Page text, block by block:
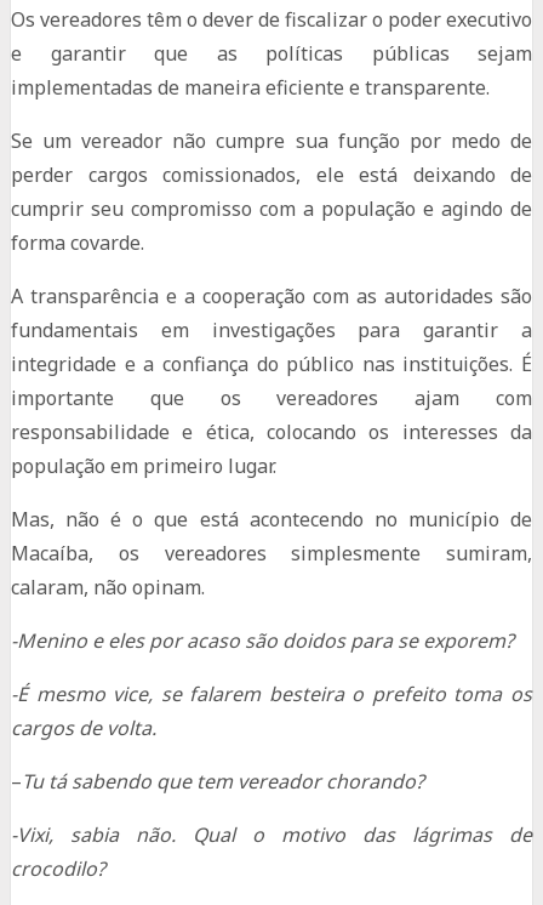
Os vereadores têm o dever de fiscalizar o poder executivo
e garantir que as políticas públicas sejam
implementadas de maneira eficiente e transparente.
Se um vereador não cumpre sua função por medo de
perder cargos comissionados, ele está deixando de
cumprir seu compromisso com a população e agindo de
forma covarde.
A transparência e a cooperação com as autoridades são
fundamentais em investigações para garantir a
integridade e a confiança do público nas instituições. É
importante que os vereadores ajam com
responsabilidade e ética, colocando os interesses da
população em primeiro lugar.
Mas, não é o que está acontecendo no município de
Macaíba, os vereadores simplesmente sumiram,
calaram, não opinam.
-Menino e eles por acaso são doidos para se exporem?
-É mesmo vice, se falarem besteira o prefeito toma os
cargos de volta.
–Tu tá sabendo que tem vereador chorando?
-Vixi, sabia não. Qual o motivo das lágrimas de
crocodilo?